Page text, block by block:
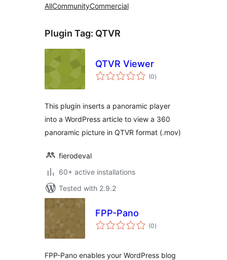
AllCommunityCommercial
Plugin Tag: QTVR
QTVR Viewer
(0total
ratings
)
This plugin inserts a panoramic player
into a WordPress article to view a 360
panoramic picture in QTVR format (.mov)
fierodeval
60+ active installations
Tested with 2.9.2
FPP-Pano
(0total
ratings
)
FPP-Pano enables your WordPress blog